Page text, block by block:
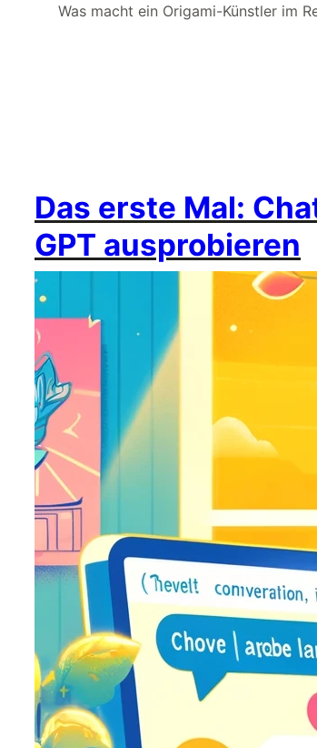
Was macht ein Origami-Künstler im
Das erste Mal:
GPT ausprobieren